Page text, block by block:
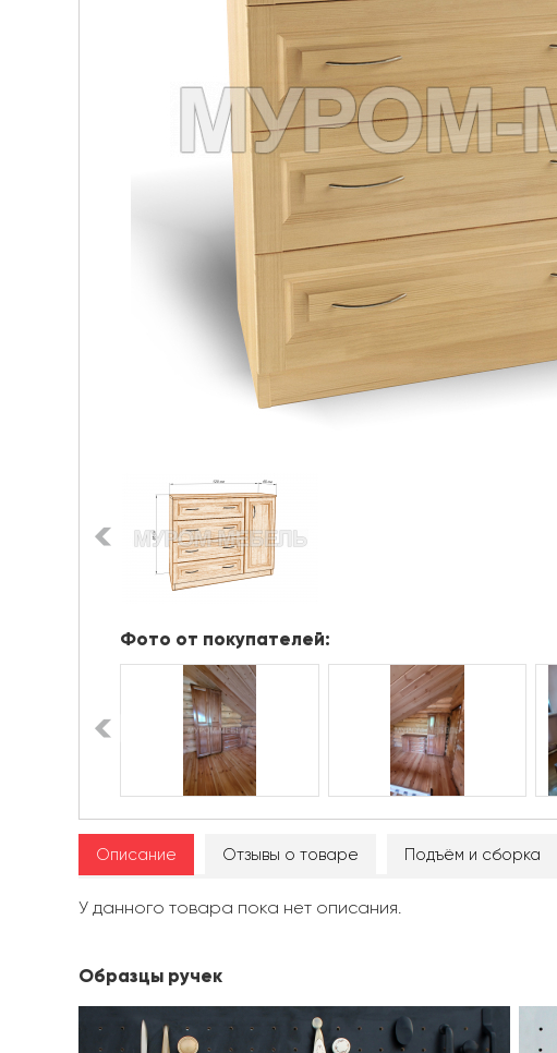
Фото от покупателей:
Описание Отзывы о товаре Подъём и сборка
У данного товара пока нет описания.
Образцы ручек